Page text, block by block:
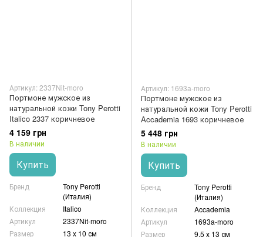
Артикул: 2337Nit-moro
Портмоне мужское из
натуральной кожи Tony Perotti
Italico 2337 коричневое
4 159 грн
В наличии
Купить
Бренд
Tony Perotti
(Италия)
Коллекция
Italico
Артикул
2337Nit-moro
Размер
13 x 10 см
Артикул: 1693a-moro
Портмоне мужское из
натуральной кожи Tony Perotti
Accademia 1693 коричневое
5 448 грн
В наличии
Купить
Бренд
Tony Perotti
(Италия)
Коллекция
Accademia
Артикул
1693a-moro
Размер
9,5 х 13 см